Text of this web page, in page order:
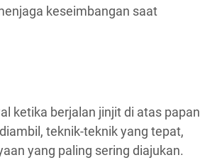
keseimbangan saat
ketika berjalan jinjit di atas papan
teknik-teknik yang tepat,
yang paling sering diajukan.